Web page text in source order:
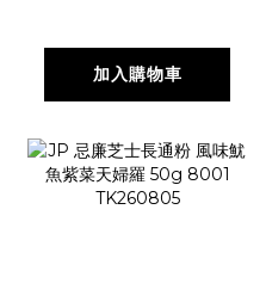
2443 TK260805
加入購物車